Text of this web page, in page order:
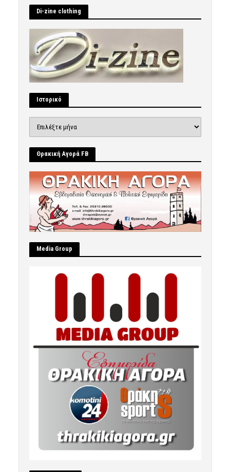
Di-zine clothing
Ιστορικό
Θρακική Αγορά FB
Μedia Group